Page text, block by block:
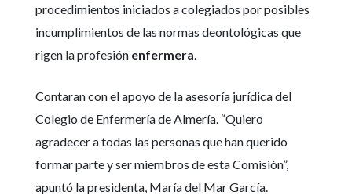
procedimientos iniciados a colegiados por posibles
incumplimientos de las normas deontológicas que
rigen la profesión enfermera.
Contaran con el apoyo de la asesoría jurídica del
Colegio de Enfermería de Almería. “Quiero
agradecer a todas las personas que han querido
formar parte y ser miembros de esta Comisión”,
apuntó la presidenta, María del Mar García.